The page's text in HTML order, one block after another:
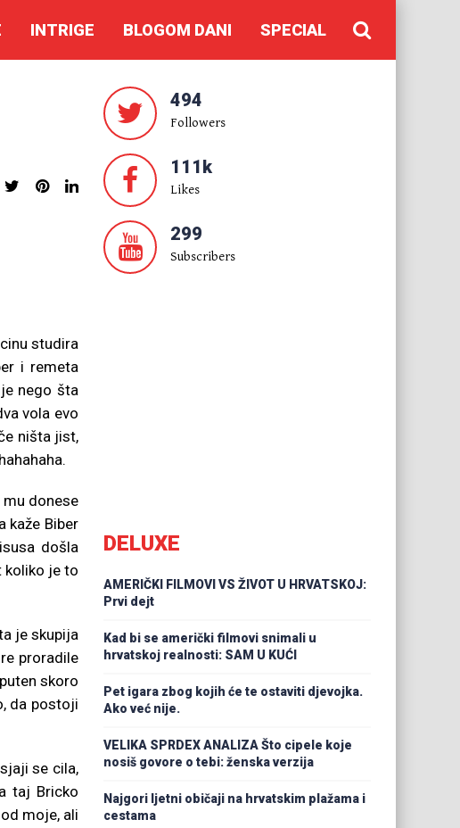
INTRIGE BLOGOM DANI SPECIAL
studira
i remeta
nego šta
vola evo
ništa jist,
mu donese
kaže Biber
došla
koliko je to
je skupija
proradile
skoro
da postoji
se cila,
taj Bricko
moje, ali
494
Followers
111k
Likes
299
Subscribers
DELUXE
AMERIČKI FILMOVI VS ŽIVOT U HRVATSKOJ:
Prvi dejt
Kad bi se američki filmovi snimali u
hrvatskoj realnosti: SAM U KUĆI
Pet igara zbog kojih će te ostaviti djevojka.
Ako već nije.
VELIKA SPRDEX ANALIZA Što cipele koje
nosiš govore o tebi: ženska verzija
Najgori ljetni običaji na hrvatskim plažama i
cestama